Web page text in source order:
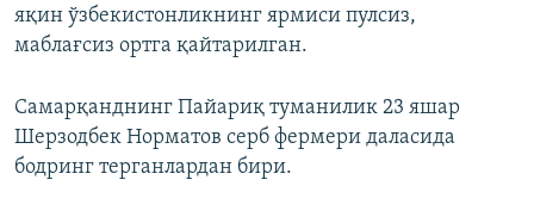
яқин ўзбекистонликнинг ярмиси пулсиз,
маблағсиз ортга қайтарилган.
Самарқанднинг Пайариқ туманилик 23 яшар
Шерзодбек Норматов серб фермери даласида
бодринг терганлардан бири.